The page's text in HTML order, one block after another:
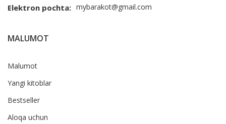
Elektron pochta: mybarakot@gmail.com
MALUMOT
Malumot
Yangi kitoblar
Bestseller
Aloqa uchun